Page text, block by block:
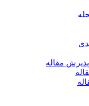
مقاله